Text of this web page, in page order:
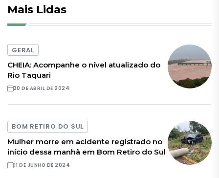
Mais Lidas
GERAL
CHEIA: Acompanhe o nível atualizado do
Rio Taquari
30 DE ABRIL DE 2024
BOM RETIRO DO SUL
Mulher morre em acidente registrado no
início dessa manhã em Bom Retiro do Sul
11 DE JUNHO DE 2024